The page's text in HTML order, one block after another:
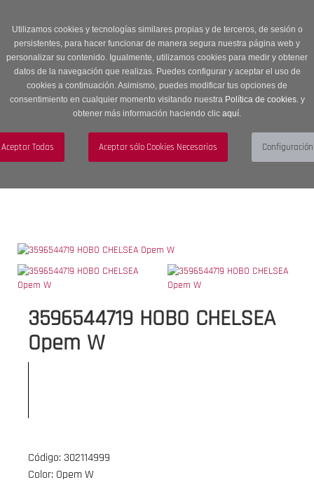
Utilizamos cookies y tecnologías similares propias y de terceros, de sesión o
persistentes, para hacer funcionar de manera segura nuestra página web y
personalizar su contenido. Igualmente, utilizamos cookies para medir y obtener
datos de la navegación que realizas. Puedes configurar y aceptar el uso de
cookies a continuación. Asimismo, puedes modificar tus opciones de
consentimiento en cualquier momento visitando nuestra Política de cookies.y
obtener más información haciendo clic aquí.
descuento en Sección OUTLET con código OUTLET20
navigation
Menú
3596544719 HOBO CHELSEA
Opem W
Código: 302114999
Color: Opem W